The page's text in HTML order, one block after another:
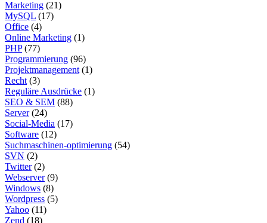
Marketing (21)
MySQL (17)
Office (4)
Online Marketing (1)
PHP(77)
Programmierung (96)
Projektmanagement (1)
Recht (3)
Reguläre Ausdrücke (1)
SEO & SEM (88)
Server(24)
Social-Media (17)
Software (12)
Suchmaschinen-optimierung (54)
SVN (2)
Twitter(2)
Webserver(9)
Windows (8)
Wordpress (5)
Yahoo (11)
Zend (18)